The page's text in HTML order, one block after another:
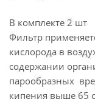
А также
UNIX 1000 (ТПЭ)
UNIX 1100
В комплекте 2 шт
Фильтр
кислорода в
содержании
парообразных
кипения выше 65